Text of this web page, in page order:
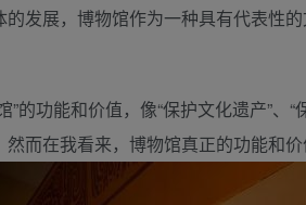
的发展，博物馆作为一种具有代表性
”的功能和价值，像“保护文化遗产”、
然而在我看来，博物馆真正的功能和